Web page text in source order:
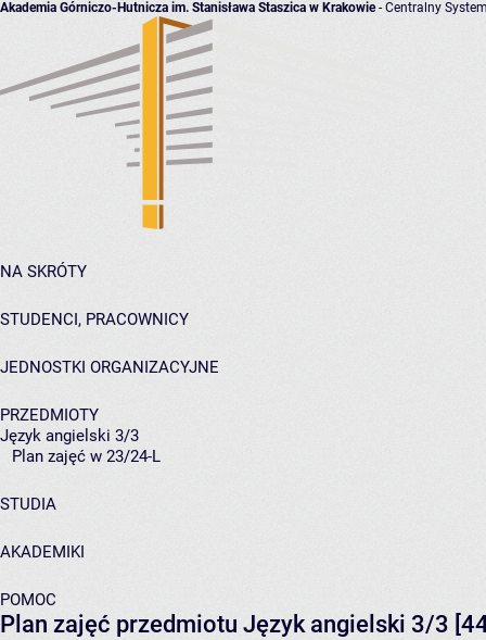
Akademia Górniczo-Hutnicza im. Stanisława Staszica w Krakowie- Centralny
NA SKRÓTY
STUDENCI, PRACOWNICY
JEDNOSTKI ORGANIZACYJNE
PRZEDMIOTY
Język angielski 3/3
Plan zajęć w 23/24-L
STUDIA
AKADEMIKI
POMOC
Plan zajęć przedmiotu Język angielski 3/3